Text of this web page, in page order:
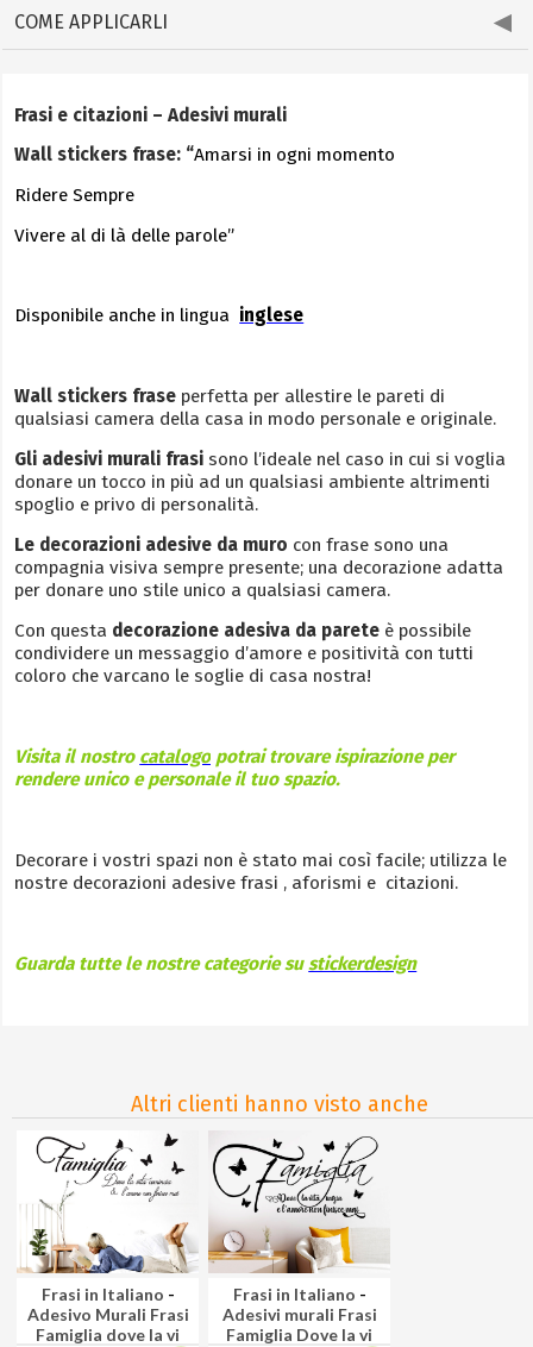
COME APPLICARLI
Frasi e citazioni – Adesivi murali
Wall stickers frase: “Amarsi in ogni momento
Ridere Sempre
Vivere al di là delle parole”
Disponibile anche in lingua inglese
Wall stickers frase perfetta per allestire le pareti di
qualsiasi camera della casa in modo personale e originale.
Gli adesivi murali frasi sono l’ideale nel caso in cui si voglia
donare un tocco in più ad un qualsiasi ambiente altrimenti
spoglio e privo di personalità.
Le decorazioni adesive da muro con frase sono una
compagnia visiva sempre presente; una decorazione adatta
per donare uno stile unico a qualsiasi camera.
Con questa decorazione adesiva da parete è possibile
condividere un messaggio d’amore e positività con tutti
coloro che varcano le soglie di casa nostra!
Visita il nostro catalogo potrai trovare ispirazione per
rendere unico e personale il tuo spazio.
Decorare i vostri spazi non è stato mai così facile; utilizza le
nostre decorazioni adesive frasi , aforismi e citazioni.
Guarda tutte le nostre categorie sustickerdesign
Altri clienti hanno visto anche
Frasi in Italiano -
Adesivo Murali Frasi
Famiglia dove la vi
Frasi in Italiano -
Adesivi murali Frasi
Famiglia Dove la vi